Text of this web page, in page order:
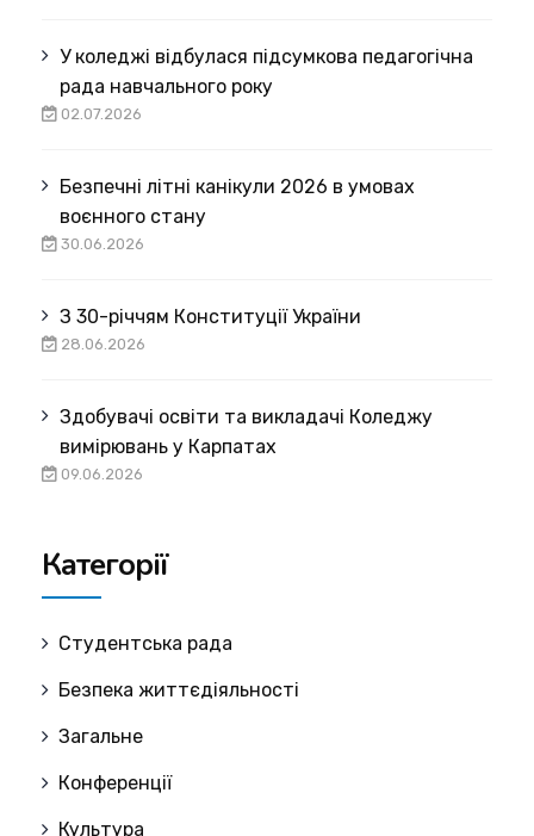
У коледжі відбулася підсумкова педагогічна
рада навчального року
02.07.2026
Безпечні літні канікули 2026 в умовах
воєнного стану
30.06.2026
З 30-річчям Конституції України
28.06.2026
Здобувачі освіти та викладачі Коледжу
вимірювань у Карпатах
09.06.2026
Категорії
Cтудентська рада
Безпека життєдіяльності
Загальне
Конференції
Культура